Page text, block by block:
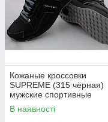
Кожаные кроссовки
SUPREME (315 чёрная)
мужские спортивные
кроссовки шкіряні чоловічі
В наявності